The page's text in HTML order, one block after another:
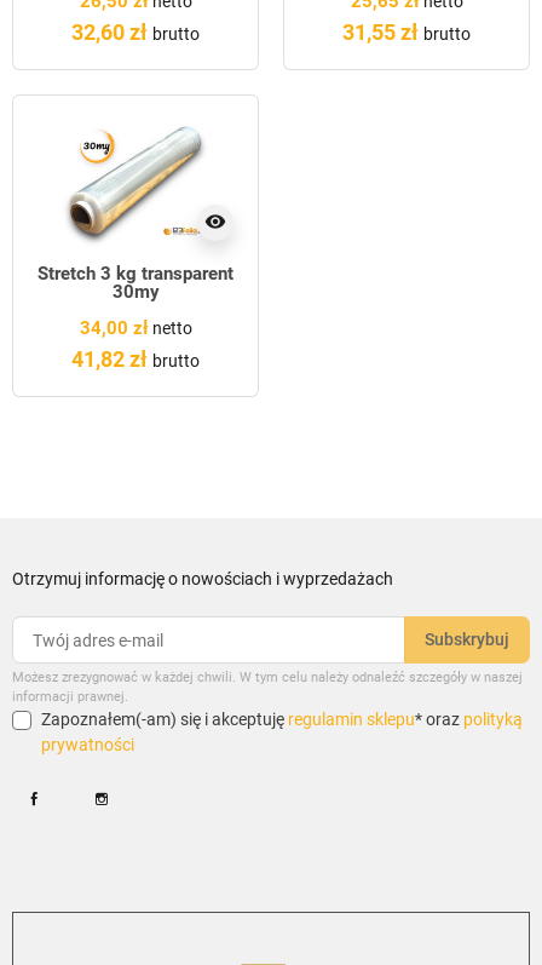
32,60 zł brutto 31,55 zł brutto
visibility
Stretch 3 kg transparent
30my
34,00 złnetto
41,82 zł brutto
Otrzymuj informację o nowościach i wyprzedażach
Możesz zrezygnować w każdej chwili. W tym celu należy odnaleźć szczegóły w naszej
informacji prawnej.
Zapoznałem(-am) się i akceptuję regulamin sklepu* oraz polityką
prywatności